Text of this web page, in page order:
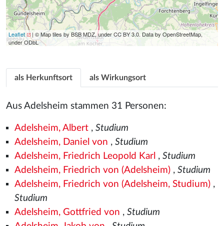
Leaflet
| © Map tiles by BSB MDZ, under CC BY 3.0. Data by OpenStreetMap,
under ODbL
als Herkunftsort als Wirkungsort
Aus Adelsheim stammen 31 Personen:
Adelsheim, Albert, Studium
Adelsheim, Daniel von , Studium
Adelsheim, Friedrich Leopold Karl , Studium
Adelsheim, Friedrich von (Adelsheim), Studium
Adelsheim, Friedrich von (Adelsheim, Studium),
Studium
Adelsheim, Gottfried von , Studium